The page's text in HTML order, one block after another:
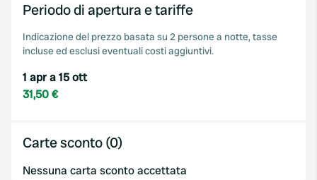
Periodo di apertura e tariffe
Indicazione del prezzo basata su 2 persone a notte, tasse
incluse ed esclusi eventuali costi aggiuntivi.
1 apr a 15 ott
31,50 €
Carte sconto (0)
Nessuna carta sconto accettata